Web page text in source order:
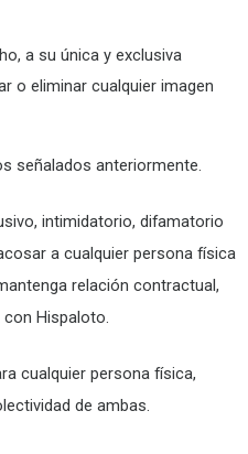
a su única y exclusiva
o eliminar cualquier imagen
señalados anteriormente.
intimidatorio, difamatorio
a cualquier persona física
relación contractual,
Hispaloto.
cualquier persona física,
de ambas.